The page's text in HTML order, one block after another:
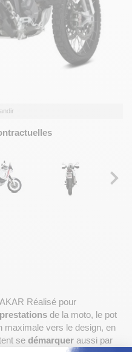
Réalisé pour
de la moto, le pot
maximale vers le design, en
se démarquer aussi par